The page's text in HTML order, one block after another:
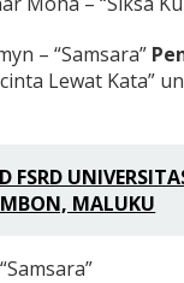
– “Samsara”
Lewat Kata”
MALUKU